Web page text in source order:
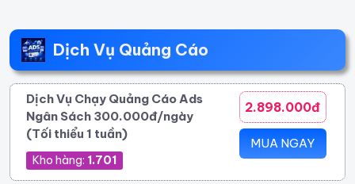
Dịch Vụ Quảng Cáo
Dịch Vụ Chạy Quảng Cáo Ads
Ngân Sách 300.000đ/ngày
(Tối thiểu 1 tuần)
Kho hàng: 1.701
2.898.000đ
MUA NGAY